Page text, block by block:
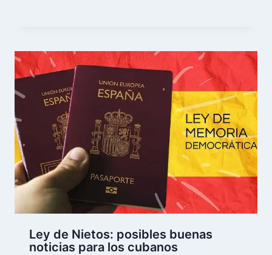
Ley de Nietos: posibles buenas
noticias para los cubanos